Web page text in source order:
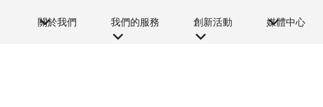
關於我們 我們的服務 創新活動 媒體中心